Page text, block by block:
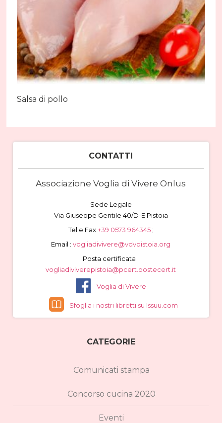
Salsa di pollo
CONTATTI
Associazione Voglia di Vivere Onlus
Sede Legale
Via Giuseppe Gentile 40/D-E Pistoia
Tel e Fax+39 0573 964345 ;
Email : vogliadivivere@vdvpistoia.org
Posta certificata :
vogliadiviverepistoia@pcert.postecert.it
Voglia di Vivere
Sfoglia i nostri libretti su Issuu.com
CATEGORIE
Comunicati stampa
Concorso cucina 2020
Eventi